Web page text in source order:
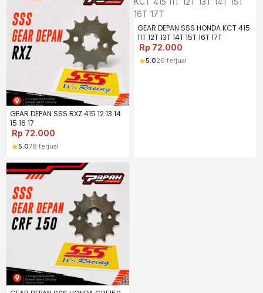
GEAR DEPAN SSS RXZ 415 12 13 14
15 16 17
Rp 72.000
5.078 terjual
GEAR DEPAN SSS HONDA KCT 415
11T 12T 13T 14T 15T 16T 17T
Rp 72.000
5.026 terjual